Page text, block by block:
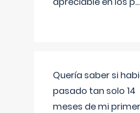
Quería saber si
pasado tan solo 14
meses de mi